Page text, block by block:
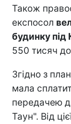
Також
експосол
будинку під
550 тисяч
Згідно з
мала
передачею
Таун". Від